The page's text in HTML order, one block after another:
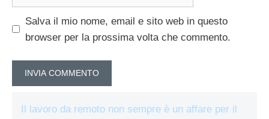
Salva il mio nome, email e sito web in questo
browser per la prossima volta che commento.
Il lavoro da remoto non sempre è un affare per il